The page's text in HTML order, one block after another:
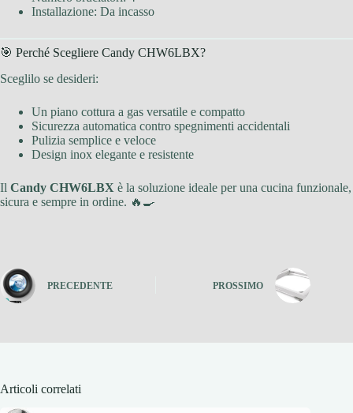
Installazione: Da incasso
🎯 Perché Scegliere Candy CHW6LBX?
Sceglilo se desideri:
Un piano cottura a gas versatile e compatto
Sicurezza automatica contro spegnimenti accidentali
Pulizia semplice e veloce
Design inox elegante e resistente
Il Candy CHW6LBX è la soluzione ideale per una cucina funzionale,
sicura e sempre in ordine. 🔥🍳
PRECEDENTE PROSSIMO
Articoli correlati